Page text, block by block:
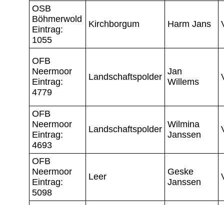
OSB
Böhmerwold
Eintrag:
1055
Kirchborgum Harm Jans
OFB
Neermoor
Eintrag:
4779
Landschaftspolder
Jan
Willems
OFB
Neermoor
Eintrag:
4693
Landschaftspolder Wilmina
Janssen
OFB
Neermoor
Eintrag:
5098
Leer
Geske
Janssen